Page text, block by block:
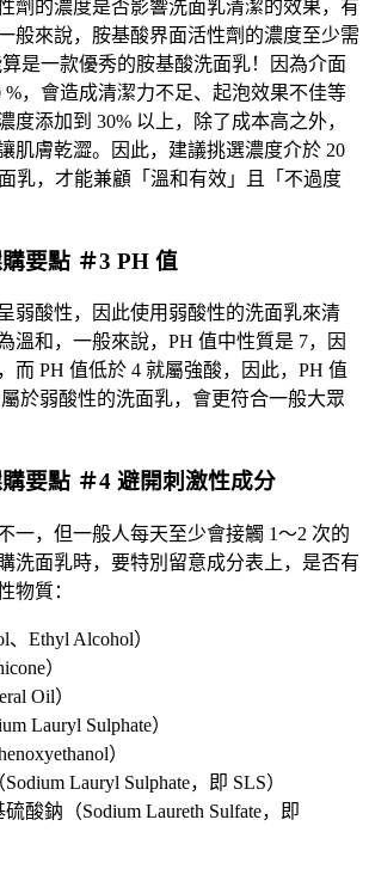
劑的濃度是否影響洗面乳清潔的效果，有
般來說，胺基酸界面活性劑的濃度至少需
是一款優秀的胺基酸洗面乳！因為介面
%，會造成清潔力不足、起泡效果不佳等
度添加到 30% 以上，除了成本高之外，
肌膚乾澀。因此，建議挑選濃度介於 20
乳，才能兼顧「溫和有效」且「不過度
要點 ＃3 PH 值
弱酸性，因此使用弱酸性的洗面乳來清
溫和，一般來說，PH 值中性質是 7，因
而 PH 值低於 4 就屬強酸，因此，PH 值
於弱酸性的洗面乳，會更符合一般大眾
要點 ＃4 避開刺激性成分
一，但一般人每天至少會接觸 1～2 次的
洗面乳時，要特別留意成分表上，是否有
物質：
Ethyl Alcohol）
）
Oil）
Lauryl Sulphate）
）
Lauryl Sulphate，即 SLS）
酸鈉（Sodium Laureth Sulfate，即